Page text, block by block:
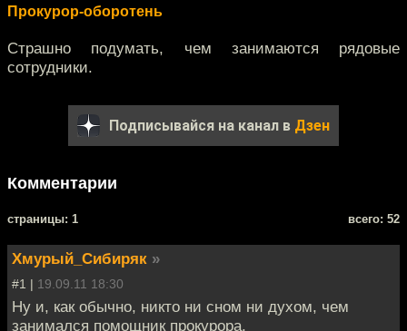
Прокурор-оборотень
Страшно подумать, чем занимаются рядовые
сотрудники.
Подписывайся на канал в Дзен
Комментарии
cтраницы: 1 всего: 52
Хмурый_Сибиряк »
#1 | 19.09.11 18:30
Ну и, как обычно, никто ни сном ни духом, чем
занимался помощник прокурора.